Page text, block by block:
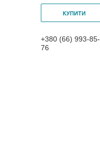
КУПИТИ
+380 (66) 993-85-
76